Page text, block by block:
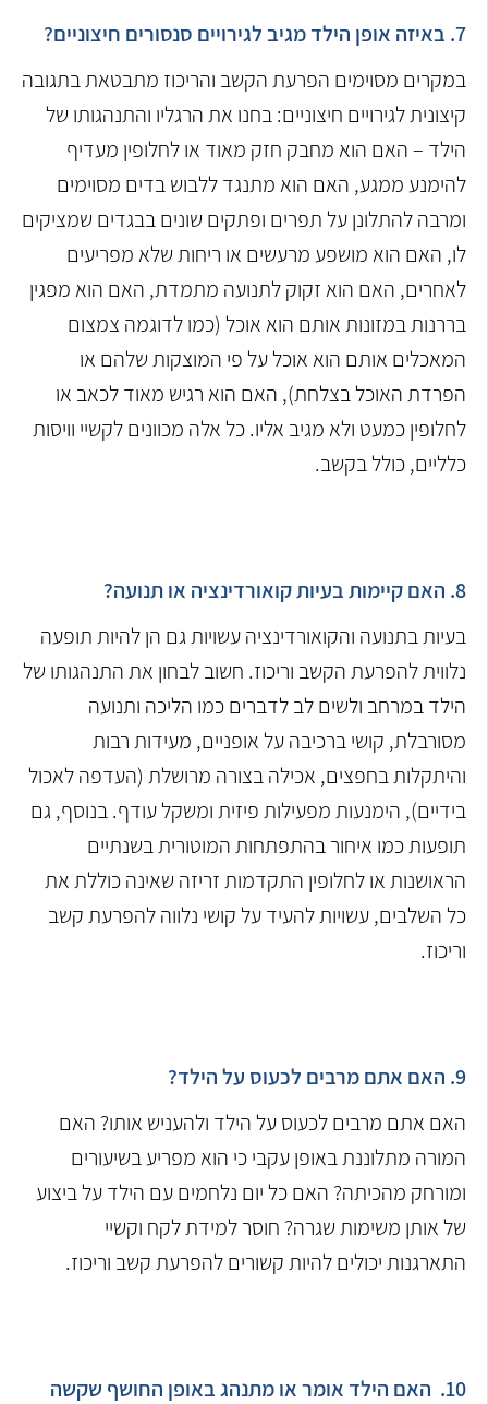
7. באיזה אופן הילד מגיב לגירויים סנסורים חיצוניים?
במקרים מסוימים הפרעת הקשב והריכוז מתבטאת בתגובה
קיצונית לגירויים חיצוניים: בחנו את הרגליו והתנהגותו של
הילד – האם הוא מחבק חזק מאוד או לחלופין מעדיף
להימנע ממגע, האם הוא מתנגד ללבוש בדים מסוימים
ומרבה להתלונן על תפרים ופתקים שונים בבגדים שמציקים
לו, האם הוא מושפע מרעשים או ריחות שלא מפריעים
לאחרים, האם הוא זקוק לתנועה מתמדת, האם הוא מפגין
בררנות במזונות אותם הוא אוכל (כמו לדוגמה צמצום
המאכלים אותם הוא אוכל על פי המוצקות שלהם או
הפרדת האוכל בצלחת), האם הוא רגיש מאוד לכאב או
לחלופין כמעט ולא מגיב אליו. כל אלה מכוונים לקשיי וויסות
כלליים, כולל בקשב.
8. האם קיימות בעיות קואורדינציה או תנועה?
בעיות בתנועה והקואורדינציה עשויות גם הן להיות תופעה
נלווית להפרעת הקשב וריכוז. חשוב לבחון את התנהגותו של
הילד במרחב ולשים לב לדברים כמו הליכה ותנועה
מסורבלת, קושי ברכיבה על אופניים, מעידות רבות
והיתקלות בחפצים, אכילה בצורה מרושלת (העדפה לאכול
בידיים), הימנעות מפעילות פיזית ומשקל עודף. בנוסף, גם
תופעות כמו איחור בהתפתחות המוטורית בשנתיים
הראושנות או לחלופין התקדמות זריזה שאינה כוללת את
כל השלבים, עשויות להעיד על קושי נלווה להפרעת קשב
וריכוז.
9. האם אתם מרבים לכעוס על הילד?
האם אתם מרבים לכעוס על הילד ולהעניש אותו? האם
המורה מתלוננת באופן עקבי כי הוא מפריע בשיעורים
ומורחק מהכיתה? האם כל יום נלחמים עם הילד על ביצוע
של אותן משימות שגרה? חוסר למידת לקח וקשיי
התארגנות יכולים להיות קשורים להפרעת קשב וריכוז.
10. האם הילד אומר או מתנהג באופן החושף שקשה